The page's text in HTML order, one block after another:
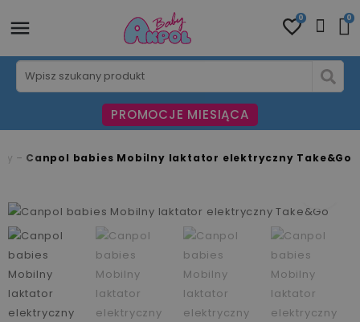
0 0
PROMOCJE MIESIĄCA
Canpol babies Mobilny laktator elektryczny Take&Go